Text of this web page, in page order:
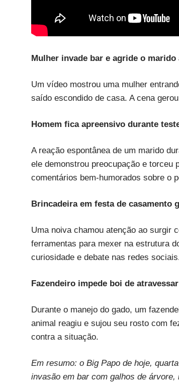
Mulher invade bar e agride o
Um vídeo mostrou uma mulher
saído escondido de casa. A cena
Homem fica apreensivo durante
A reação espontânea de um marido
ele demonstrou preocupação e
comentários bem-humorados sobre o
Brincadeira em festa de casamento
Uma noiva chamou atenção ao surgir
ferramentas para mexer na estrutura
curiosidade e debate nas redes
Fazendeiro impede boi de
Durante o manejo do gado, um
animal reagiu e sujou seu rosto com
contra a situação.
Em resumo: o Big Papo de hoje,
invasão em bar com galhos de